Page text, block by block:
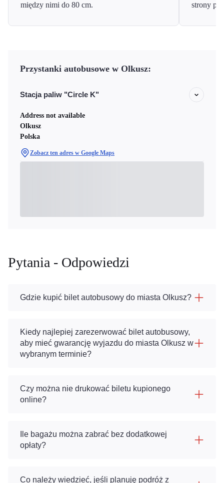
między nimi do 80 cm.
strony
Przystanki autobusowe w Olkusz:
Stacja paliw "Circle K"
Address not available
Olkusz
Polska
Zobacz ten adres w Google Maps
Pytania - Odpowiedzi
Gdzie kupić bilet autobusowy do miasta Olkusz?
Kiedy najlepiej zarezerwować bilet autobusowy,
aby mieć gwarancję wyjazdu do miasta Olkusz w
wybranym terminie?
Czy można nie drukować biletu kupionego
online?
Ile bagażu można zabrać bez dodatkowej
opłaty?
Co należy wiedzieć, jeśli planuję podróż z